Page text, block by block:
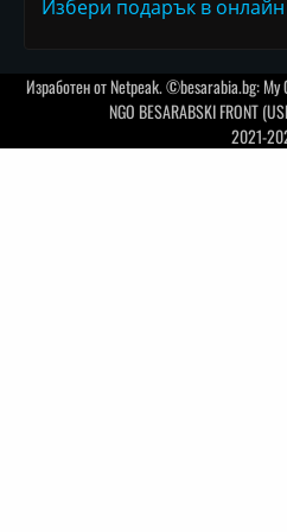
Избери подарък в
Изработен отNetpeak. ©besarabia.bg: My
NGO BESARABSKI FRONT
2021-